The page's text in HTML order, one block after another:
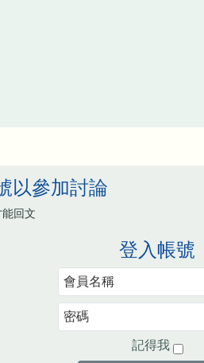
以參加討論
回文
登入帳號
記得我